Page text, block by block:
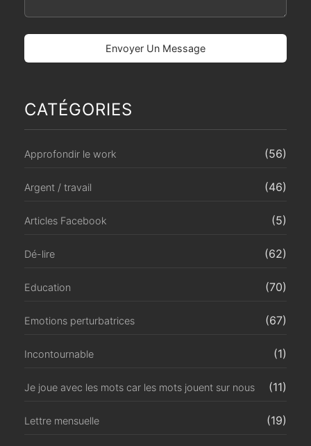
CATÉGORIES
Approfondir le work (56)
Argent / travail (46)
Articles Facebook (5)
Dé-lire (62)
Education (70)
Emotions perturbatrices (67)
Incontournable (1)
Je joue avec les mots car les mots jouent sur nous (11)
Lettre mensuelle (19)